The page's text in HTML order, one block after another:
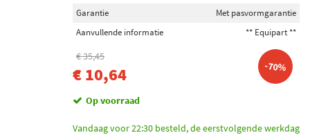
Garantie
Met pasvormgarantie
Aanvullende informatie
** Equipart **
€ 35,45
€ 10,64 -70%
Op voorraad
Vandaag voor 22:30 besteld, de eerstvolgende werkdag